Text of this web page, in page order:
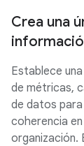
Crea una
Establece
de métricas,
de datos
coherencia
organización.